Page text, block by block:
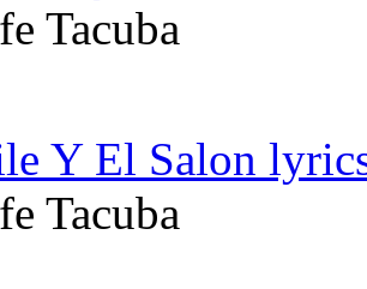
Tacuba
Y El Salon
Tacuba